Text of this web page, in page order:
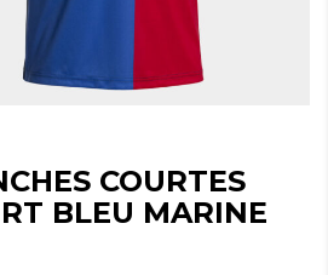
COURTES
BLEU MARINE